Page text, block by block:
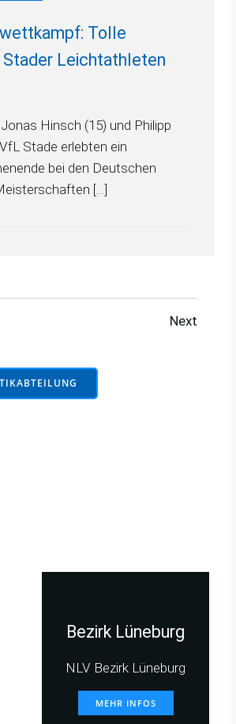
Tolle
Stader Leichtathleten
Hinsch (15) und Philipp
Stade erlebten ein
bei den Deutschen
[…]
Next
Bezirk Lüneburg
NLV Bezirk Lüneburg
MEHR INFOS